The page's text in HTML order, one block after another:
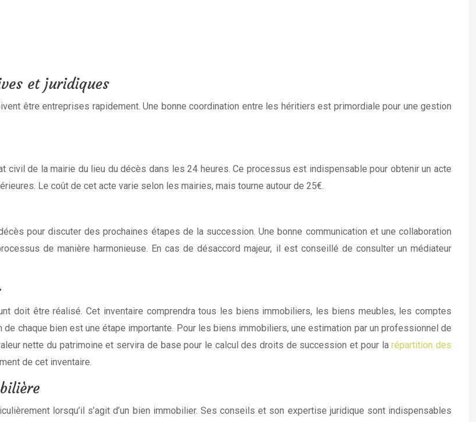
et juridiques
être entreprises rapidement. Une bonne coordination entre les héritiers est primordiale pour une gestion
civil de la mairie du lieu du décès dans les 24 heures. Ce processus est indispensable pour obtenir un acte
Le coût de cet acte varie selon les mairies, mais tourne autour de 25€.
pour discuter des prochaines étapes de la succession. Une bonne communication et une collaboration
de manière harmonieuse. En cas de désaccord majeur, il est conseillé de consulter un médiateur
doit être réalisé. Cet inventaire comprendra tous les biens immobiliers, les biens meubles, les comptes
chaque bien est une étape importante. Pour les biens immobiliers, une estimation par un professionnel de
nette du patrimoine et servira de base pour le calcul des droits de succession et pour larépartition des
de cet inventaire.
lorsqu’il s’agit d’un bien immobilier. Ses conseils et son expertise juridique sont indispensables